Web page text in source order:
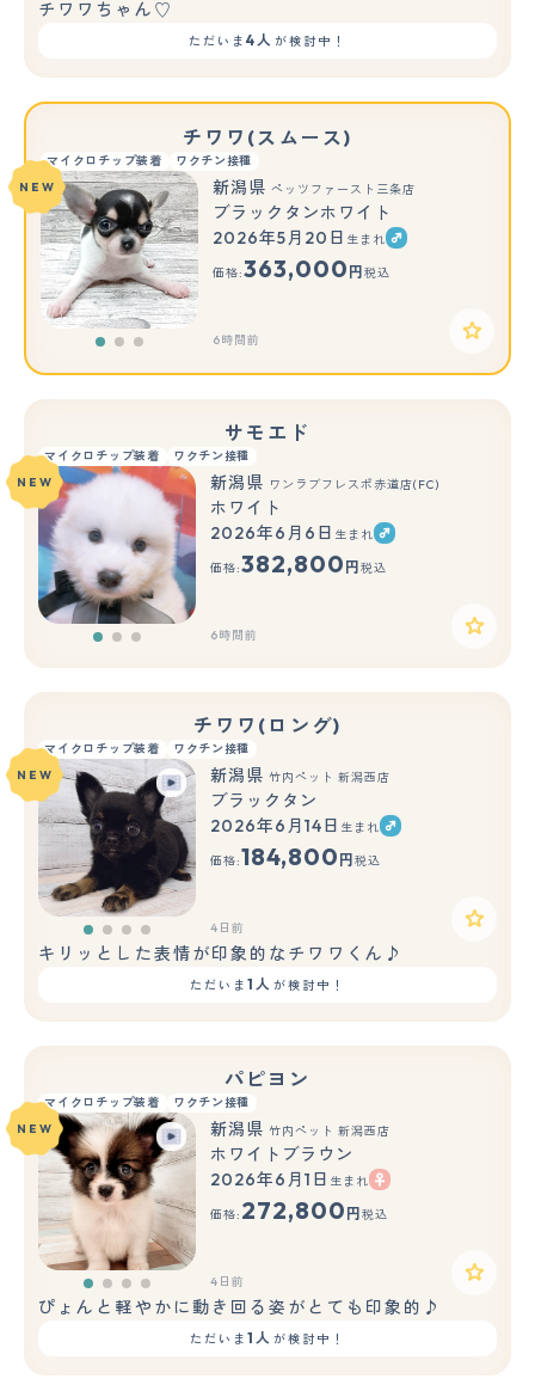
チワワちゃん♡
ただいま4人 が検討中！
チワワ(スムース)
マイクロチップ装着 ワクチン接種
もっと見る
NEW 新潟県 ペッツファースト三条店
ブラックタンホワイト
2026年5月20日 生まれ
価格:363,000 円 税込
6時間前
サモエド
マイクロチップ装着 ワクチン接種
もっと見る
NEW 新潟県 ワンラブフレスポ赤道店(FC)
ホワイト
2026年6月6日 生まれ
価格:382,800 円 税込
6時間前
チワワ(ロング)
マイクロチップ装着
ワクチン接種
NEW
新潟県 竹内ペット 新潟西店
ブラックタン
2026年6月14日 生まれ
価格:184,800 円 税込
4日前
キリッとした表情が印象的なチワワくん♪
ただいま1人 が検討中！
パピヨン
マイクロチップ装着
ワクチン接種
NEW
新潟県 竹内ペット 新潟西店
ホワイトブラウン
2026年6月1日 生まれ
価格: 272,800 円 税込
4日前
ぴょんと軽やかに動き回る姿がとても印象的♪
ただいま1人 が検討中！